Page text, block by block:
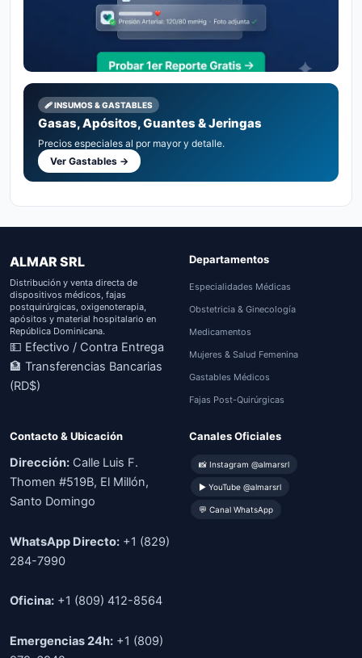
🩹 INSUMOS & GASTABLES
Gasas, Apósitos, Guantes & Jeringas
Precios especiales al por mayor y detalle.
Ver Gastables →
ALMAR SRL
Distribución y venta directa de
dispositivos médicos, fajas
postquirúrgicas, oxigenoterapia,
apósitos y material hospitalario en
República Dominicana.
💵 Efectivo / Contra Entrega
🏦 Transferencias Bancarias
(RD$)
Departamentos
Especialidades Médicas
Obstetricia & Ginecología
Medicamentos
Mujeres & Salud Femenina
Gastables Médicos
Fajas Post-Quirúrgicas
Contacto & Ubicación
Dirección: Calle Luis F.
Thomen #519B, El Millón,
Santo Domingo
WhatsApp Directo: +1 (829)
284-7990
Oficina: +1 (809) 412-8564
Emergencias 24h: +1 (809)
Canales Oficiales
📸 Instagram @almarsrl
▶ YouTube @almarsrl
💬 Canal WhatsApp